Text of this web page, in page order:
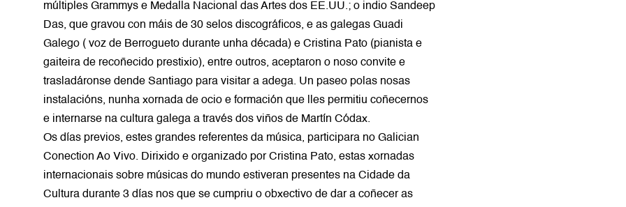
múltiples Grammys e Medalla Nacional das Artes dos EE.UU.; o indio Sandeep
Das, que gravou con máis de 30 selos discográficos, e as galegas Guadi
Galego ( voz de Berrogueto durante unha década) e Cristina Pato (pianista e
gaiteira de recoñecido prestixio), entre outros, aceptaron o noso convite e
trasladáronse dende Santiago para visitar a adega. Un paseo polas nosas
instalacións, nunha xornada de ocio e formación que lles permitiu coñecernos
e internarse na cultura galega a través dos viños de Martín Códax.
Os días previos, estes grandes referentes da música, participara no Galician
Conection Ao Vivo. Dirixido e organizado por Cristina Pato, estas xornadas
internacionais sobre músicas do mundo estiveran presentes na Cidade da
Cultura durante 3 días nos que se cumpriu o obxectivo de dar a coñecer as